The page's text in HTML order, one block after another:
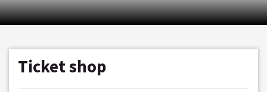
Ticket shop